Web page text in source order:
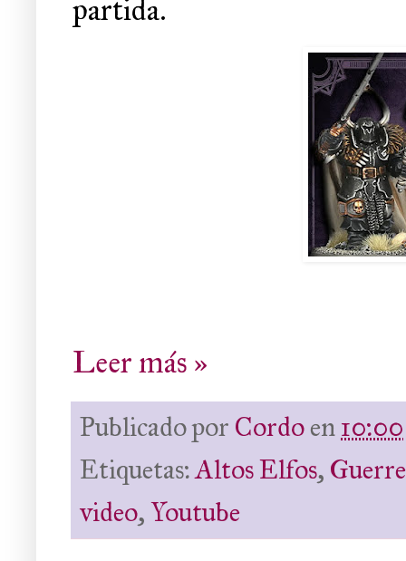
partida.
Leer más »
Publicado por Cordoen10:00
Etiquetas:Altos Elfos,
video,Youtube